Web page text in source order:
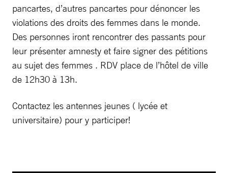
pancartes, d’autres pancartes pour dénoncer les
violations des droits des femmes dans le monde.
Des personnes iront rencontrer des passants pour
leur présenter amnesty et faire signer des pétitions
au sujet des femmes . RDV place de l’hôtel de ville
de 12h30 à 13h.
Contactez les antennes jeunes ( lycée et
universitaire) pour y participer!